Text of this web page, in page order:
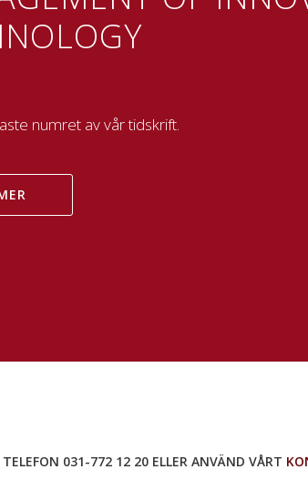
numret av vår tidskrift.
TELEFON 031-772 12 20 ELLER ANVÄND VÅRT